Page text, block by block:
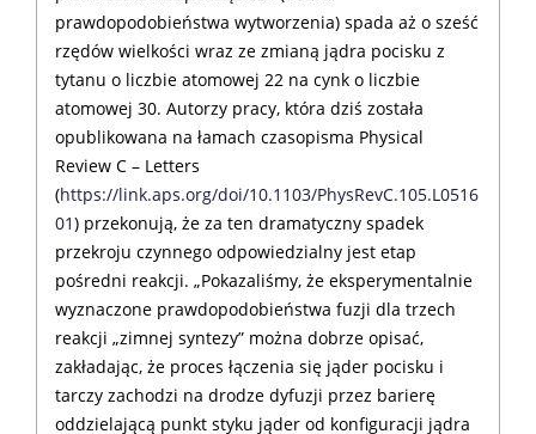
prawdopodobieństwa wytworzenia) spada aż o sześć
rzędów wielkości wraz ze zmianą jądra pocisku z
tytanu o liczbie atomowej 22 na cynk o liczbie
atomowej 30. Autorzy pracy, która dziś została
opublikowana na łamach czasopisma Physical
Review C – Letters
(https://link.aps.org/doi/10.1103/PhysRevC.105.L0516
01) przekonują, że za ten dramatyczny spadek
przekroju czynnego odpowiedzialny jest etap
pośredni reakcji. „Pokazaliśmy, że eksperymentalnie
wyznaczone prawdopodobieństwa fuzji dla trzech
reakcji „zimnej syntezy” można dobrze opisać,
zakładając, że proces łączenia się jąder pocisku i
tarczy zachodzi na drodze dyfuzji przez barierę
oddzielającą punkt styku jąder od konfiguracji jądra